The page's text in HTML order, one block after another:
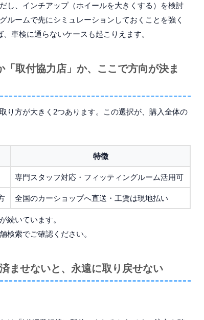
し、インチアップ（ホイールを大きくする）を検討
ルームで先にシミュレーションしておくことを強く
車検に通らないケースも起こりえます。
取付協力店」か、ここで方向が決ま
り方が大きく2つあります。この選択が、購入全体の
特徴
専門スタッフ対応・フィッティングルーム活用可
全国のカーショップへ直送・工賃は現地払い
続いています。
検索でご確認ください。
ませないと、永遠に取り戻せない